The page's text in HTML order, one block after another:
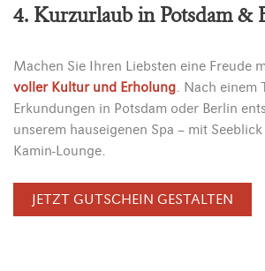
4. Kurzurlaub in Potsdam &
Machen Sie Ihren Liebsten eine Freude
voller Kultur und Erholung. Nach einem
Erkundungen in Potsdam oder Berlin
unserem hauseigenen Spa – mit
Kamin-Lounge.
JETZT GUTSCHEIN GESTALTEN